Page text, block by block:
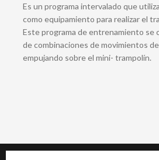
Es un programa intervalado que
como equipamiento para realizar el
Este programa de entrenamiento se
de combinaciones de movimientos
empujando sobre el mini- trampolín.